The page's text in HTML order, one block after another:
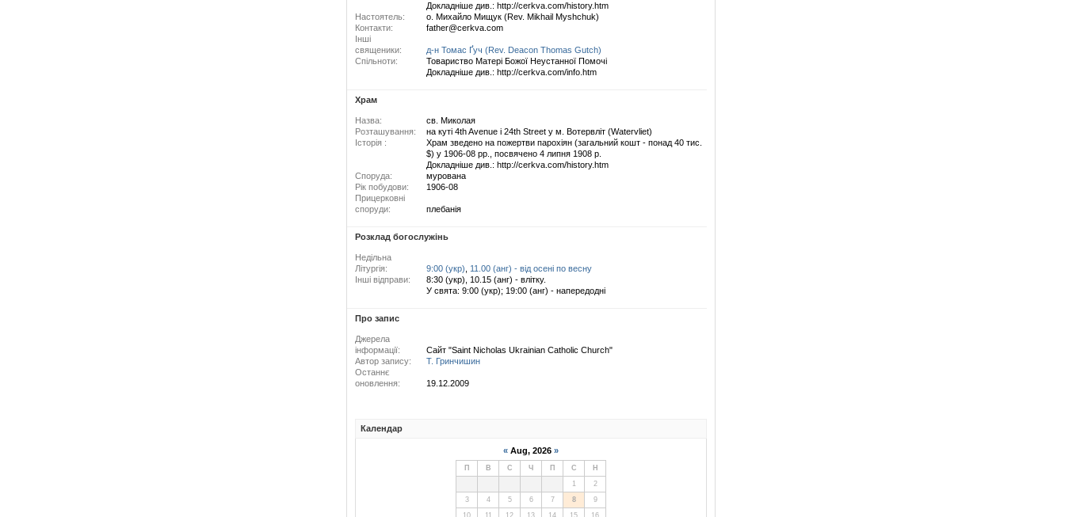
Докладніше див.: http://cerkva.com/history.htm
Настоятель:
о. Михайло Мищук (Rev. Mikhail Myshchuk)
Контакти:
father@cerkva.com
Інші
священики:
д-н Томас Ґуч (Rev. Deacon Thomas Gutch)
Спільноти:
Товариство Матері Божої Неустанної Помочі
Докладніше див.: http://cerkva.com/info.htm
Храм
Назва:
св. Миколая
Розташування:
на куті 4th Avenue і 24th Street у м. Вотервліт (Watervliet)
Історія :
Храм зведено на пожертви парохіян (загальний кошт - понад 40 тис.
$) у 1906-08 рр., посвячено 4 липня 1908 р.
Докладніше див.: http://cerkva.com/history.htm
Споруда:
мурована
Рік побудови:
1906-08
Прицерковні
споруди:
плебанія
Розклад богослужінь
Недільна
Літургія:
9:00 (укр)
11.00 (анг) - від осені по весну
Інші відправи:
8:30 (укр), 10.15 (анг) - влітку.
У свята: 9:00 (укр); 19:00 (анг) - напередодні
Про запис
Джерела
інформації:
Сайт "Saint Nicholas Ukrainian Catholic Church"
Автор запису:
Т. Гринчишин
Останнє
оновлення:
19.12.2009
Календар